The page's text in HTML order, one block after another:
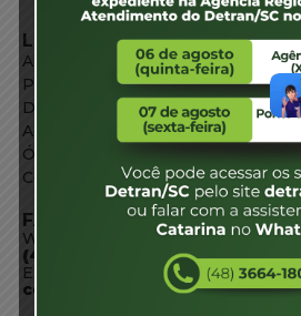
LINKS EXTERNOS
Agência de Notícias
Portal de Serviços
Diário Oficial
Acesso à Informação
Órgãos do Governo
Conheça SC
FALE CONOSCO
WhatsApp:
(48) 3664-1800
E-mail: